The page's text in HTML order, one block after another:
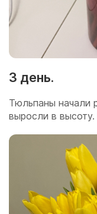
3 день.
Тюльпаны начали
выросли в